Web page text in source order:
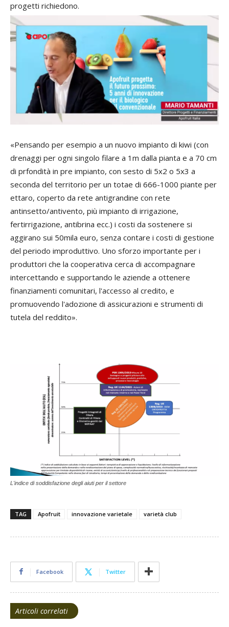
progetti richiedono.
«Pensando per esempio a un nuovo impianto di kiwi (con
drenaggi per ogni singolo filare a 1m dalla pianta e a 70 cm
di prfondità in pre impianto, con sesto di 5x2 o 5x3 a
seconda del territorio per un totae di 666-1000 piante per
ettaro, coperto da rete antigrandine con rete
antinsetto/antivento, più impianto di irrigazione,
fertirrigazione, antibrina ecc.) i costi da sostenere si
aggirano sui 50mila euro, senza contare i costi di gestione
del periodo improduttivo. Uno sforzo importante per i
produttori che la cooperativa cerca di accompagnare
intercettando e supportando le aziende a ottenere
finanziamenti comunitari, l'accesso al credito, e
promuovendo l'adozione di assicurazioni e strumenti di
tutela del reddito».
L'indice di soddisfazione degli aiuti per il settore
TAG Apofruit innovazione varietale varietà club
Facebook Twitter
Articoli correlati